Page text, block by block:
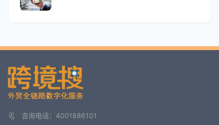
咨询电话：4001886101